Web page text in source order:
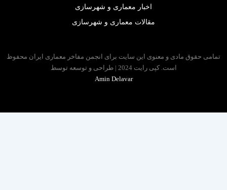
اخبار معماری و شهرسازی
مقالات معماری و شهرسازی
حقوق مادی و معنوی این سایت برای انجمن مفاخر معماری ایران محفوظ
است. کپی رایت 2024 | طراحی و توسعه توسط
Amin Delavar